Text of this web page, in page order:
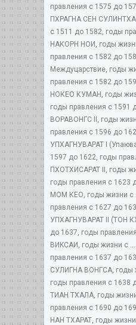
правления с 1575 до
ПХРАГНА СЕН
с 1511 до 1582, годы
НАКОРН НОИ, годы
правления с 1582 до
Междуцарствие, годы
правления с 1582 до
НОКЕО КУМАН, годы
годы правления с 1591
ВОРАВОНГС II, годы
правления с 1596 до
УПХАГНУВАРАТ I
1597 до 1622, годы
ПХОТХИСАРАТ II, годы
годы правления с 1623
МОМ КЕО, годы жизни с
правления с 1627 до
УПХАГНУВАРАТ II (ТОН
до 1637, годы
ВИKСАИ, годы жизни с
правления с 1637 до
СУЛИГНА ВОНГСА, годы
годы правления с 1638
ТИАН ТХАЛА, годы
правления с 1690 до
НАН ТХАРАТ, годы